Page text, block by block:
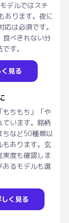
デルではスチ
あります。夜に
は必須です。
食べきれない分
す。
見る
もちもち」「や
ています。銘柄
ちなど50種類以
もあります。玄
実度も確認しま
あるモデルも選
く見る